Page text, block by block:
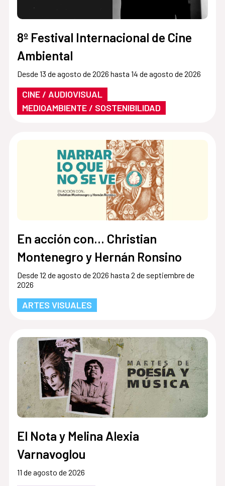
8º Festival Internacional de Cine
Ambiental
Desde 13 de agosto de 2026 hasta 14 de agosto de 2026
CINE / AUDIOVISUAL
MEDIOAMBIENTE / SOSTENIBILIDAD
En acción con... Christian
Montenegro y Hernán Ronsino
Desde 12 de agosto de 2026 hasta 2 de septiembre de
2026
ARTES VISUALES
El Nota y Melina Alexia
Varnavoglou
11 de agosto de 2026